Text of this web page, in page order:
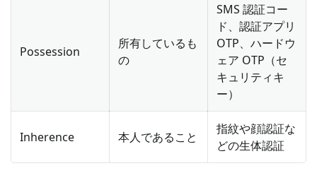
Possession
所有しているも
の
SMS 認証コー
ド、認証アプリ
OTP、ハードウ
ェア OTP（セ
キュリティキ
ー）
Inherence 本人であること
指紋や顔認証な
どの生体認証